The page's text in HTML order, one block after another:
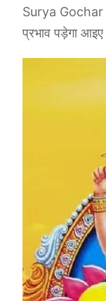
Surya Gochar
प्रभाव पड़ेगा